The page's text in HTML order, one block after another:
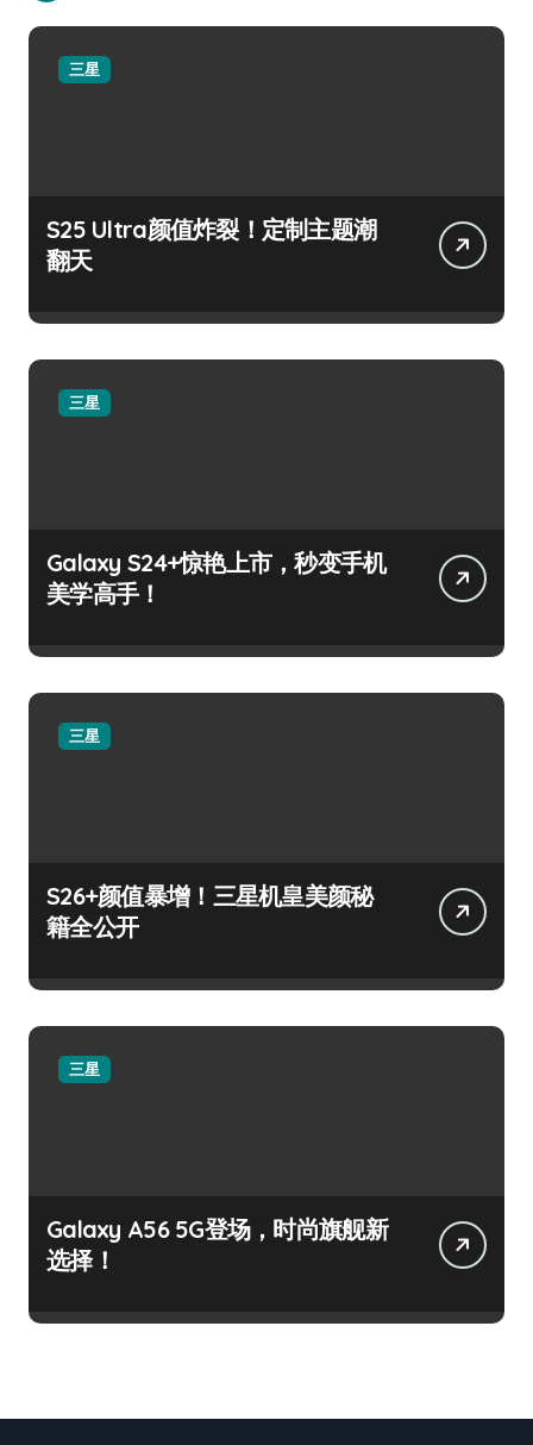
三星
S25 Ultra颜值炸裂！定制主题潮
翻天
三星
Galaxy S24+惊艳上市，秒变手机
美学高手！
三星
S26+颜值暴增！三星机皇美颜秘
籍全公开
三星
Galaxy A56 5G登场，时尚旗舰新
选择！